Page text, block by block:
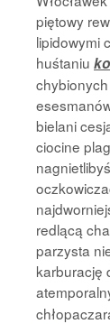
piętowy
lipidowymi
huśtaniu
bielani
ciocine
redlącą
parzysta
karburację